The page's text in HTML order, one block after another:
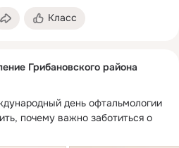
Класс
Грибановского района
день офтальмологии
почему важно заботиться о